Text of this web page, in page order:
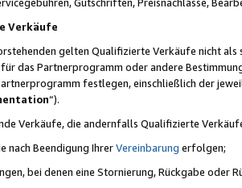
Verkäufe
gelten Qualifizierte Verkäufe nicht
das Partnerprogramm oder andere
festlegen, einschließlich der
“).
Verkäufe, die andernfalls Qualifizierte
nach Beendigung IhrerVereinbarung erfolgen;
bei denen eine Stornierung, Rückgabe oder